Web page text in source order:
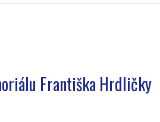
Františka Hrdličky